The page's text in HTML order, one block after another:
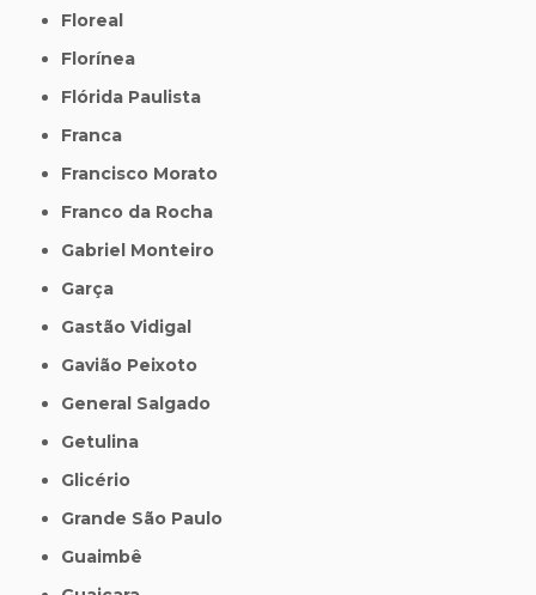
Floreal
Florínea
Flórida Paulista
Franca
Francisco Morato
Franco da Rocha
Gabriel Monteiro
Garça
Gastão Vidigal
Gavião Peixoto
General Salgado
Getulina
Glicério
Grande São Paulo
Guaimbê